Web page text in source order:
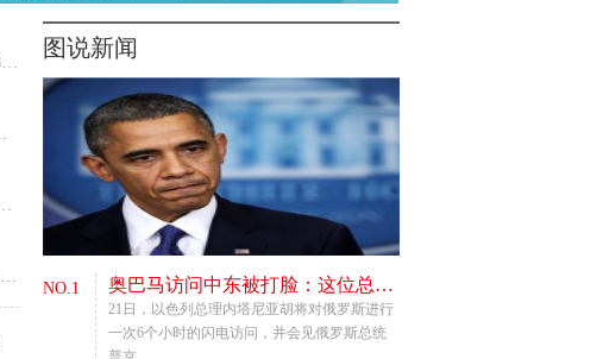
图说新闻
NO.1 奥巴马访问中东被打脸：这位总理下手最狠
21日，以色列总理内塔尼亚胡将对俄罗斯进行
一次6个小时的闪电访问，并会见俄罗斯总统